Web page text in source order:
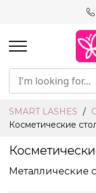
SMART LASHES
Косметические
Металлические